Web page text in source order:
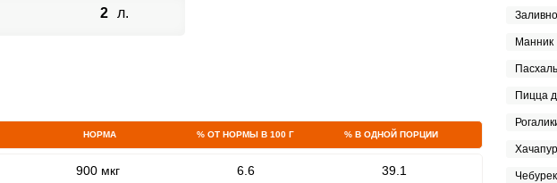
2 л.
НОРМА % ОТ НОРМЫ В 100 Г % В ОДНОЙ ПОРЦИИ
900 мкг 6.6 39.1
Манник
Пицца